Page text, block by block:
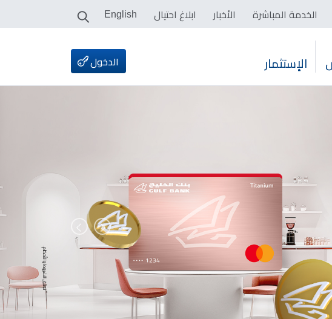
الخدمة المباشرة الأخبار ابلاغ احتيال English
الإستثمار الدخول
السابقالتالي